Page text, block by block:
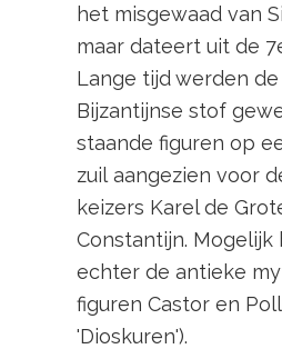
het misgewaad van
maar dateert uit de
Lange tijd werden
Bijzantijnse stof
staande figuren op
zuil aangezien voor
keizers Karel de
Constantijn.
echter de antieke
figuren Castor en
'Dioskuren').